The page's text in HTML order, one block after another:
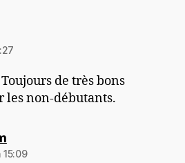
de très bons
les non-débutants.
dit :